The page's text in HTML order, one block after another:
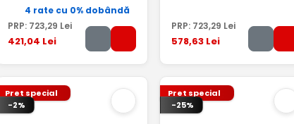
4 rate cu 0% dobândă
PRP: 723,29 Lei
421,04 Lei
PRP: 723,29 Lei
578,63Lei
Pret special
-2%
Pret special
-25%